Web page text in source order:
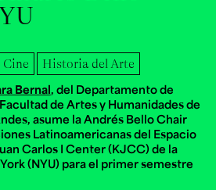
Teléfono
[+57] (601) 339 4949
Arte e
Historia
del Arte
Música
Ext.
2504
Cine Historia del Arte
Bernal, del Departamento de
de Artes y Humanidades de
asume la Andrés Bello Chair
Latinoamericanas del Espacio
Carlos I Center (KJCC) de la
(NYU) para el primer semestre